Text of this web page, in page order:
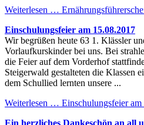
Weiterlesen …
Einschulungsfeier am 15.08.2017
Wir begrüßen heute 63 1. Klässler
Vorlaufkurskinder bei uns. Bei
die Feier auf dem Vorderhof
Steigerwald gestalteten die Klassen
dem Schullied lernten unsere ...
Weiterlesen … Einschulungsfeier
Ein herzliches Dankeschön an all